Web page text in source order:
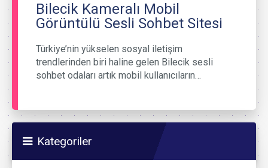
Bilecik Kameralı Mobil
Görüntülü Sesli Sohbet Sitesi
Türkiye’nin yükselen sosyal iletişim
trendlerinden biri haline gelen Bilecik sesli
sohbet odaları artık mobil kullanıcıların…
Kategoriler